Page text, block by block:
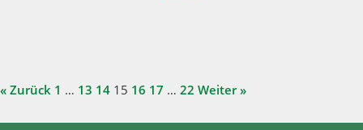
« Zurück 1 … 13 14 15 16 17 … 22 Weiter »